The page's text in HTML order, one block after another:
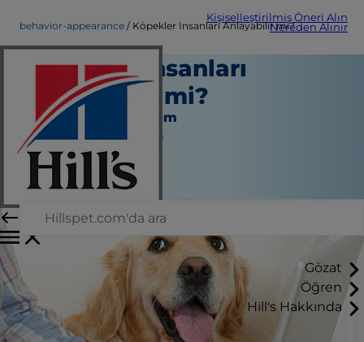
Kişiselleştirilmiş Öneri Alın
Nereden Alınır
Gözat
Öğren
Hill's Hakkında
behavior-appearance Köpekler İnsanları Anlayabilir mi?
Köpekler İnsanları
Anlayabilir mi?
Davranış ve Görünüm
Jean Marie Bauhaus
|
Ekim 26, 2016